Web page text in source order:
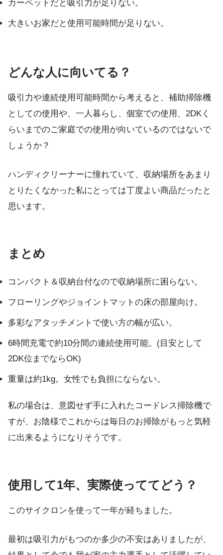
カーペットだと吸引力が足りない。
大きいお家だと使用可能時間が足りない。
どんな人に向いてる？
吸引力や連続使用可能時間から考えると、補助掃除機
としての使用や、一人暮らし、個室での使用、2DKく
らいまでのご家庭での使用が向いているのではないで
しょうか？
ハンディクリーナーに憧れていて、収納場所をあまり
とりたくなかった私にとっては丁度よい商品だったと
思います。
まとめ
コンパクト＆収納台付なので収納場所に困らない。
フローリングやジョイントマットの床の部屋向け。
多彩なアタッチメントで使い方の幅が広い。
6時間充電で約10分間の連続使用可能。(目安として
2DK位までならOK)
重量は約1kg。女性でも負担にならない。
私の場合は、意図せず手に入れたコードレス掃除機で
すが、お陰様でこれからは毎日のお掃除がもっと気軽
に出来るようになりそうです。
使用して1年、実際使っててどう？
このサイクロンを使って一年が経ちました。
最初は吸引力がもつのか多少の不安はありましたが、